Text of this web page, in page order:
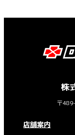
株
〒
店舗案内